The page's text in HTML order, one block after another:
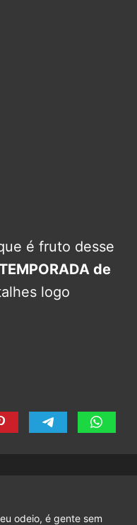
é fruto desse
de
logo
odeio, é gente sem